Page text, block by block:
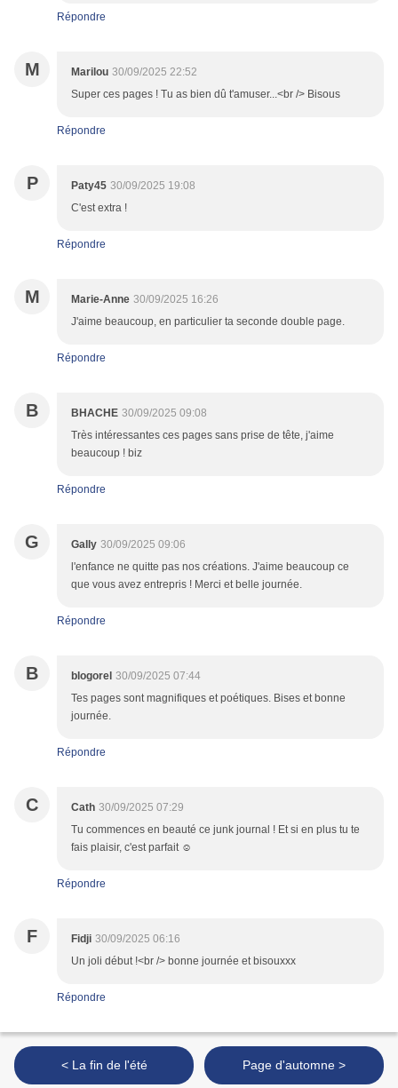
Répondre
M Marilou 30/09/2025 22:52
Super ces pages ! Tu as bien dû t'amuser...<br /> Bisous
Répondre
P Paty45 30/09/2025 19:08
C'est extra !
Répondre
M Marie-Anne 30/09/2025 16:26
J'aime beaucoup, en particulier ta seconde double page.
Répondre
B BHACHE 30/09/2025 09:08
Très intéressantes ces pages sans prise de tête, j'aime
beaucoup ! biz
Répondre
G Gally 30/09/2025 09:06
l'enfance ne quitte pas nos créations. J'aime beaucoup ce
que vous avez entrepris ! Merci et belle journée.
Répondre
B blogorel 30/09/2025 07:44
Tes pages sont magnifiques et poétiques. Bises et bonne
journée.
Répondre
C Cath 30/09/2025 07:29
Tu commences en beauté ce junk journal ! Et si en plus tu te
fais plaisir, c'est parfait ☺️
Répondre
F Fidji 30/09/2025 06:16
Un joli début !<br /> bonne journée et bisouxxx
Répondre
< La fin de l'été Page d'automne >